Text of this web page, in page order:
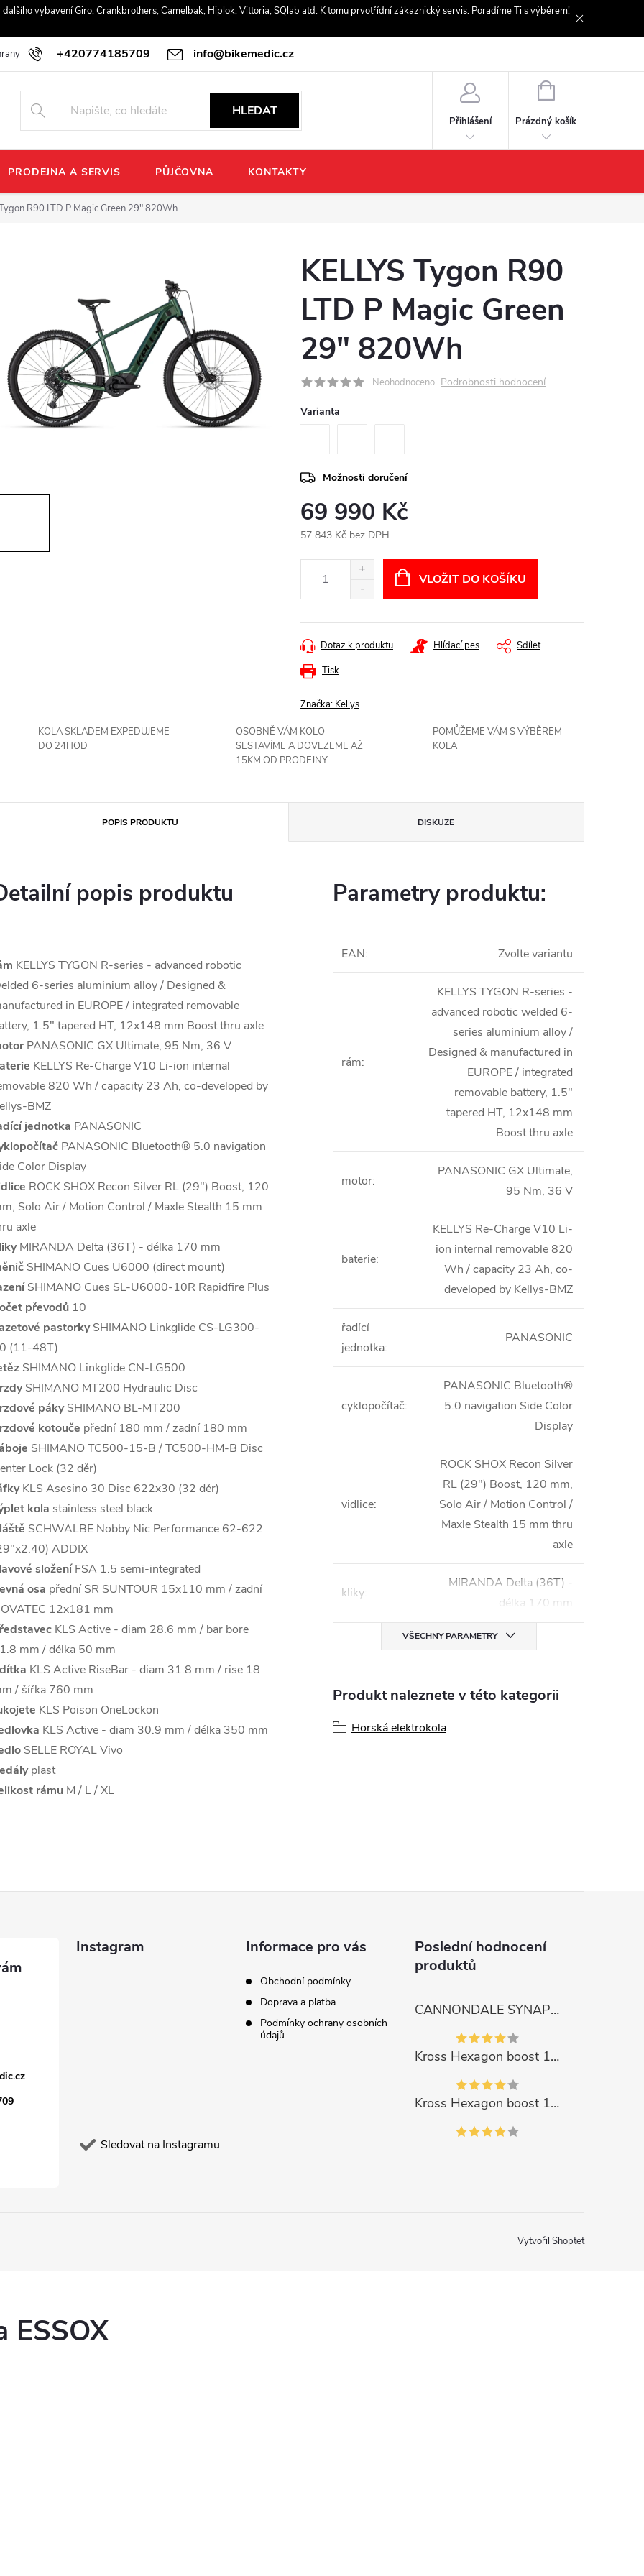
vybavení Giro, Crankbrothers, Camelbak, Hiplok, Vittoria, SQlab atd. K tomu prvotřídní zákaznický servis. Poradíme Ti s výběrem!
+420774185709 info@bikemedic.cz
osobních údajů
HLEDAT
Přihlášení
NÁKUPNÍ
Prázdný košík
PRODEJNA A SERVIS PŮJČOVNA KONTAKTY
R90 LTD P Magic Green 29" 820Wh
KELLYS Tygon R90
LTD P Magic Green
29" 820Wh
Neohodnoceno Podrobnosti hodnocení
Varianta
Možnosti doručení
69 990 Kč
57 843 Kč bez DPH
VLOŽIT DO KOŠÍKU
Tisk
Dotaz k produktu Hlídací pes Sdílet
Značka: Kellys
KOLA SKLADEM EXPEDUJEME
DO 24HOD
OSOBNĚ VÁM KOLO
SESTAVÍME A DOVEZEME AŽ
15KM OD PRODEJNY
POMŮŽEME VÁM S VÝBĚREM
KOLA
POPIS PRODUKTU DISKUZE
popis produktu
KELLYS TYGON R-series - advanced robotic
6-series aluminium alloy / Designed &
in EUROPE / integrated removable
1.5" tapered HT, 12x148 mm Boost thru axle
PANASONIC GX Ultimate, 95 Nm, 36 V
KELLYS Re-Charge V10 Li-ion internal
820 Wh / capacity 23 Ah, co-developed by
BMZ
jednotka PANASONIC
PANASONIC Bluetooth® 5.0 navigation
Color Display
ROCK SHOX Recon Silver RL (29") Boost, 120
Solo Air / Motion Control / Maxle Stealth 15 mm
axle
MIRANDA Delta (36T) - délka 170 mm
SHIMANO Cues U6000 (direct mount)
SHIMANO Cues SL-U6000-10R Rapidfire Plus
převodů 10
pastorkySHIMANO Linkglide CS-LG300-
(11-48T)
SHIMANO Linkglide CN-LG500
SHIMANO MT200 Hydraulic Disc
pákySHIMANO BL-MT200
kotouče přední 180 mm / zadní 180 mm
SHIMANO TC500-15-B / TC500-HM-B Disc
Lock (32 děr)
KLS Asesino 30 Disc 622x30 (32 děr)
kola stainless steel black
SCHWALBE Nobby Nic Performance 62-622
ADDIX
složeníFSA 1.5 semi-integrated
osa přední SR SUNTOUR 15x110 mm / zadní
12x181 mm
KLS Active - diam 28.6 mm / bar bore
mm / délka 50 mm
KLS Active RiseBar - diam 31.8 mm / rise 18
/ šířka 760 mm
KLS Poison OneLockon
KLS Active - diam 30.9 mm / délka 350 mm
SELLE ROYAL Vivo
plast
rámu M / L / XL
Parametry produktu:
EAN: Zvolte variantu
rám:
KELLYS TYGON R-series -
advanced robotic welded 6-
series aluminium alloy /
Designed & manufactured in
EUROPE / integrated
removable battery, 1.5"
tapered HT, 12x148 mm
Boost thru axle
motor:
PANASONIC GX Ultimate,
95 Nm, 36 V
baterie:
KELLYS Re-Charge V10 Li-
ion internal removable 820
Wh / capacity 23 Ah, co-
developed by Kellys-BMZ
řadící
jednotka:
PANASONIC
cyklopočítač:
PANASONIC Bluetooth®
5.0 navigation Side Color
Display
vidlice:
ROCK SHOX Recon Silver
RL (29") Boost, 120 mm,
Solo Air / Motion Control /
Maxle Stealth 15 mm thru
axle
kliky:
MIRANDA Delta (36T) -
délka 170 mm
VŠECHNY PARAMETRY
Produkt naleznete v této kategorii
Horská elektrokola
Instagram
Sledovat na Instagramu
Informace pro vás
Obchodní podmínky
Doprava a platba
Podmínky ochrany osobních
údajů
Poslední hodnocení
produktů
CANNONDALE SYNAPSE CARBON 4
Kross Hexagon boost 1.0 500Wh 2023
Kross Hexagon boost 1.0 500Wh 2023
Vytvořil Shoptet
ESSOX